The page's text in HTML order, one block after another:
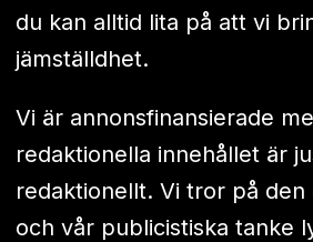
du kan alltid lita på att vi
jämställdhet.
Vi är annonsfinansierade
redaktionella innehållet är
redaktionellt. Vi tror på den
och vår publicistiska tanke